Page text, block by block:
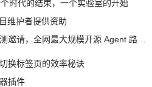
时代的结束，一个实验室的开始
维护者提供资助
换标签页的效率秘诀
插件